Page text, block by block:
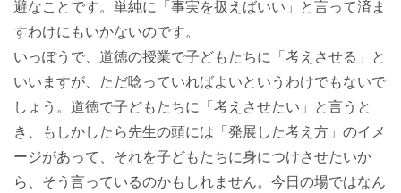
避なことです。単純に「事実を扱えばいい」と言って済ま
すわけにもいかないのです。
いっぽうで、道徳の授業で子どもたちに「考えさせる」と
いいますが、ただ唸っていればよいというわけでもないで
しょう。道徳で子どもたちに「考えさせたい」と言うと
き、もしかしたら先生の頭には「発展した考え方」のイメ
ージがあって、それを子どもたちに身につけさせたいか
ら、そう言っているのかもしれません。今日の場ではなん